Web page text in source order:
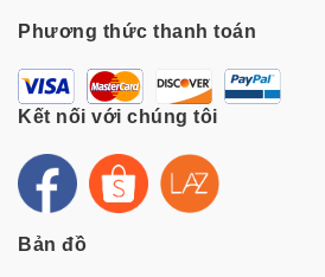
Phương thức thanh toán
Kết nối với chúng tôi
Bản đồ